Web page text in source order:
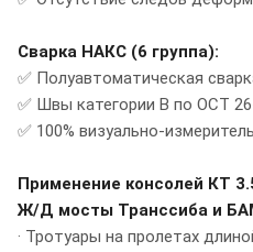
Сварка НАКС (6 группа):
✅ Полуавтоматическая
✅ Швы категории В по ОСТ
✅ 100% визуально-
Применение консолей КТ
Ж/Д мосты Транссиба и
· Тротуары на пролетах